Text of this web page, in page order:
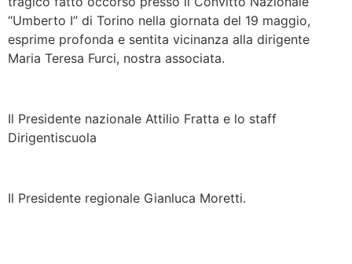
“Umberto I” di Torino nella giornata del 19 maggio,
esprime profonda e sentita vicinanza alla dirigente
Maria Teresa Furci, nostra associata.
Il Presidente nazionale Attilio Fratta e lo staff
Dirigentiscuola
Il Presidente regionale Gianluca Moretti.